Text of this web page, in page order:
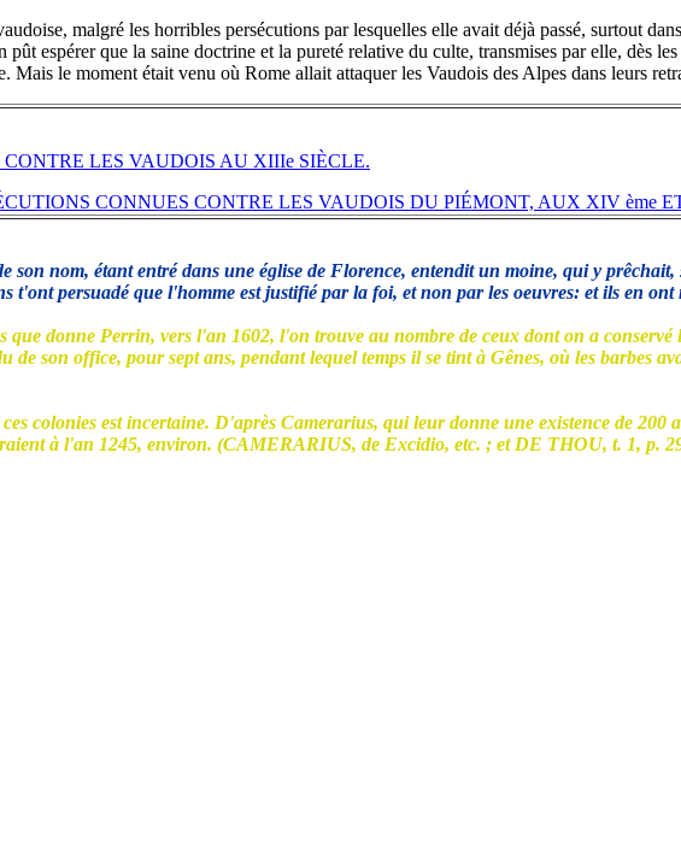
malgré les horribles persécutions par lesquelles elle avait déjà passé, surtout
espérer que la saine doctrine et la pureté relative du culte, transmises par elle, dès
Mais le moment était venu où Rome allait attaquer les Vaudois des Alpes dans leurs
CONTRE LES VAUDOIS AU XIIIe SIÈCLE.
CONNUES CONTRE LES VAUDOIS DU PIÉMONT, AUX XIV ème
son nom, étant entré dans une église de Florence, entendit un moine, qui y
t'ont persuadé que l'homme est justifié par la foi, et non par les oeuvres: et ils en ont
que donne Perrin, vers l'an 1602, l'on trouve au nombre de ceux dont on a
de son office, pour sept ans, pendant lequel temps il se tint à Gênes, où les barbes
colonies est incertaine. D'après Camerarius, qui leur donne une existence de
à l'an 1245, environ. (CAMERARIUS, de Excidio, etc. ; et DE THOU, t. 1, p.